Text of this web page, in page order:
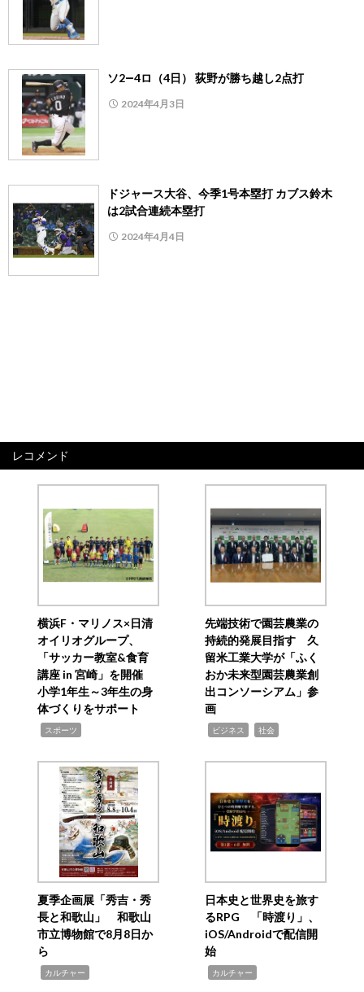
ソ2―4ロ（4日） 荻野が勝ち越し2点打
2024年4月3日
ドジャース大谷、今季1号本塁打 カブス鈴木
は2試合連続本塁打
2024年4月4日
レコメンド
横浜F・マリノス×日清
オイリオグループ、
「サッカー教室&食育
講座 in 宮崎」を開催
小学1年生～3年生の身
体づくりをサポート
スポーツ
先端技術で園芸農業の
持続的発展目指す 久
留米工業大学が「ふく
おか未来型園芸農業創
出コンソーシアム」参
画
ビジネス 社会
夏季企画展「秀吉・秀
長と和歌山」 和歌山
市立博物館で8月8日か
ら
カルチャー
日本史と世界史を旅す
るRPG 「時渡り」、
iOS/Androidで配信開
始
カルチャー